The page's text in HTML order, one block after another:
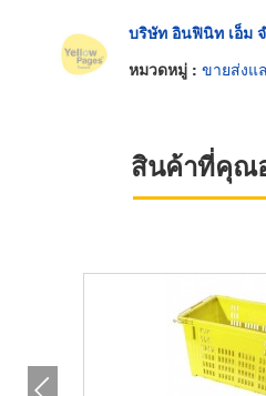
บริษัท อินฟินิท เอ็ม
หมวดหมู่ : ขายส่งแ
สินค้าที่คุณ